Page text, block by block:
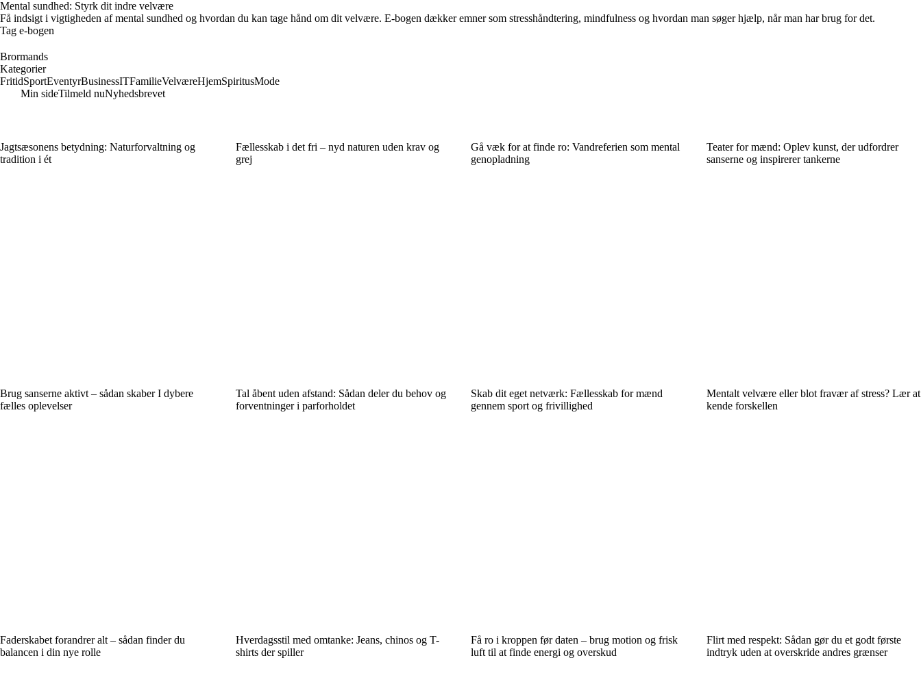
Mental sundhed: Styrk dit indre velvære
Få indsigt i vigtigheden af mental sundhed og hvordan du kan tage hånd om dit velvære. E-bogen dækker emner som stresshåndtering, mindfulness og hvordan man søger hjælp, når man har brug for det.
Tag e-bogen
Brormands
Kategorier
FritidSportEventyrBusinessITFamilieVelværeHjemSpiritusMode
Min sideTilmeld nuNyhedsbrevet
Jagtsæsonens betydning: Naturforvaltning og
tradition i ét
Fællesskab i det fri – nyd naturen uden krav og
grej
Gå væk for at finde ro: Vandreferien som mental
genopladning
Teater for mænd: Oplev kunst, der udfordrer
sanserne og inspirerer tankerne
Brug sanserne aktivt – sådan skaber I dybere
fælles oplevelser
Tal åbent uden afstand: Sådan deler du behov og
forventninger i parforholdet
Skab dit eget netværk: Fællesskab for mænd
gennem sport og frivillighed
Mentalt velvære eller blot fravær af stress? Lær at
kende forskellen
Faderskabet forandrer alt – sådan finder du
balancen i din nye rolle
Hverdagsstil med omtanke: Jeans, chinos og T-
shirts der spiller
Få ro i kroppen før daten – brug motion og frisk
luft til at finde energi og overskud
Flirt med respekt: Sådan gør du et godt første
indtryk uden at overskride andres grænser